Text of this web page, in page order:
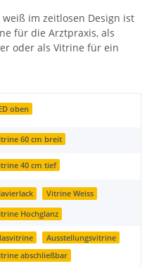
im zeitlosen Design ist
für die Arztpraxis, als
oder als Vitrine für ein
oben
60 cm breit
40 cm tief
Vitrine Weiss
Hochglanz
Ausstellungsvitrine
abschließbar